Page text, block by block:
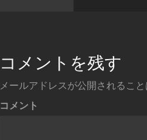
コメントを残す
メールアドレスが公開されること
コメント